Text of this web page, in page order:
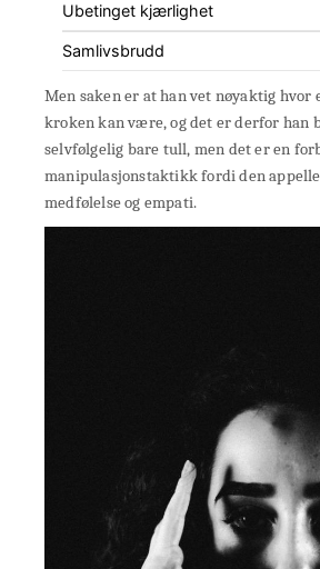
Ubetinget kjærlighet
Samlivsbrudd
Men saken er at han vet nøyaktig hvor
kroken kan være, og det er derfor han
selvfølgelig bare tull, men det er en
manipulasjonstaktikk fordi den
medfølelse og empati.